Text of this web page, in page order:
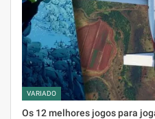
VARIADO
Os 12 melhores jogos para